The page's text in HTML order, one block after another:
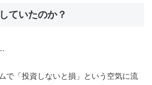
ていたのか？
で「投資しないと損」という空気に流